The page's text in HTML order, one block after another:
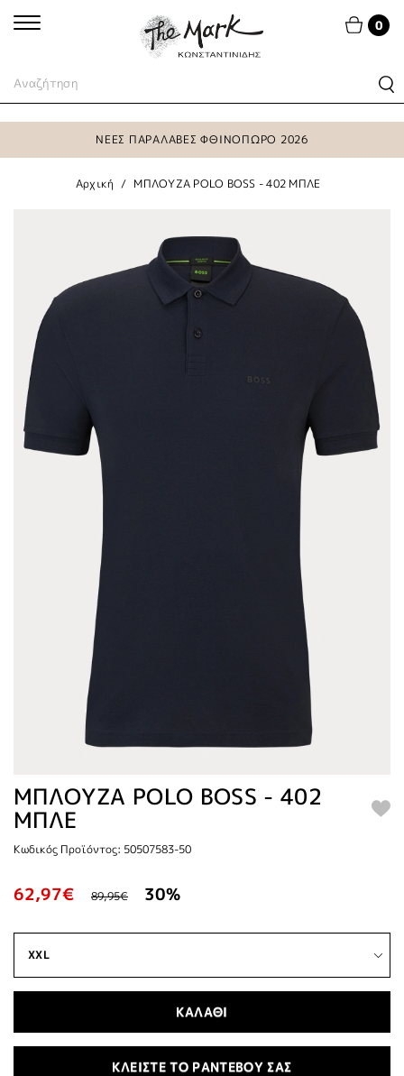
0
ΝΕΕΣ ΠΑΡΑΛΑΒΕΣ ΦΘΙΝΟΠΩΡΟ 2026
Αρχική ΜΠΛΟΥΖΑ POLO BOSS - 402 ΜΠΛΕ
ΜΠΛΟΥΖΑ POLO BOSS - 402
ΜΠΛΕ
Κωδικός Προϊόντος: 50507583-50
62,97€ 89,95€ 30%
ΚΑΛΑΘΙ
ΚΛΕΙΣΤΕ ΤΟ ΡΑΝΤΕΒΟΥ ΣΑΣ